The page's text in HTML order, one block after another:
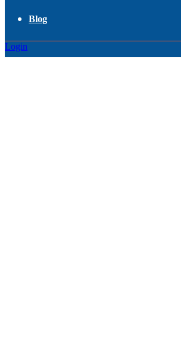
Blog
Login